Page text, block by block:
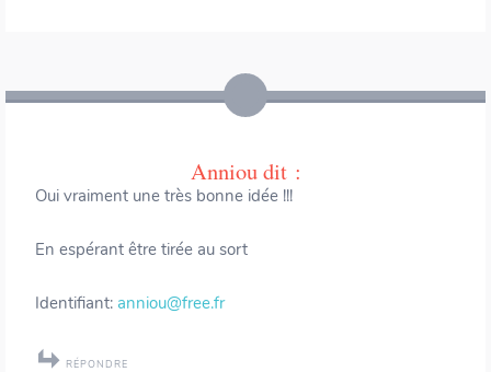
Annioudit :
Oui vraiment une très bonne idée !!!
En espérant être tirée au sort
Identifiant: anniou@free.fr
RÉPONDRE